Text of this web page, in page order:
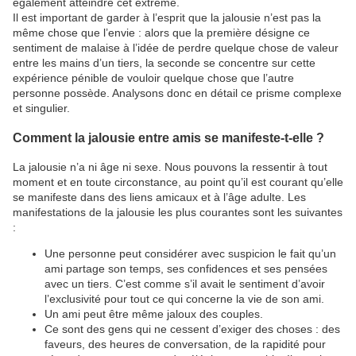
Il est important de garder à l’esprit que la jalousie n’est pas la
même chose que l’envie : alors que la première désigne ce
sentiment de malaise à l’idée de perdre quelque chose de valeur
entre les mains d’un tiers, la seconde se concentre sur cette
expérience pénible de vouloir quelque chose que l’autre
personne possède. Analysons donc en détail ce prisme complexe
et singulier.
Comment la jalousie entre amis se manifeste-t-elle ?
La jalousie n’a ni âge ni sexe. Nous pouvons la ressentir à tout
moment et en toute circonstance, au point qu’il est courant qu’elle
se manifeste dans des liens amicaux et à l’âge adulte. Les
manifestations de la jalousie les plus courantes sont les suivantes
:
Une personne peut considérer avec suspicion le fait qu’un
ami partage son temps, ses confidences et ses pensées
avec un tiers. C’est comme s’il avait le sentiment d’avoir
l’exclusivité pour tout ce qui concerne la vie de son ami.
Un ami peut être même jaloux des couples.
Ce sont des gens qui ne cessent d’exiger des choses : des
faveurs, des heures de conversation, de la rapidité pour